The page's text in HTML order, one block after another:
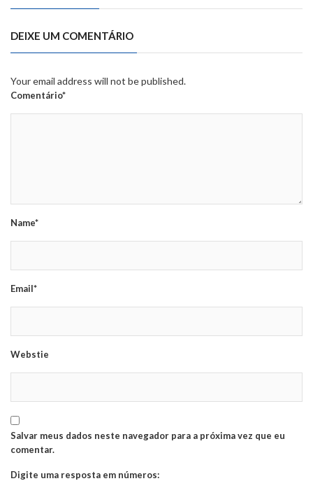
DEIXE UM COMENTÁRIO
Your email address will not be published.
Comentário*
Name*
Email*
Webstie
Salvar meus dados neste navegador para a próxima vez que eu
comentar.
Digite uma resposta em números: